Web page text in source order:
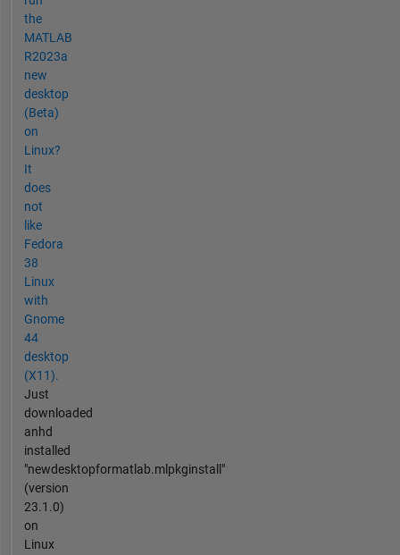
the
MATLAB
R2023a
new
desktop
(Beta)
on
Linux?
It
does
not
like
Fedora
38
Linux
with
Gnome
44
desktop
(X11).
Just
downloaded
anhd
installed
"newdesktopformatlab.mlpkginstall"
(version
23.1.0)
on
Linux